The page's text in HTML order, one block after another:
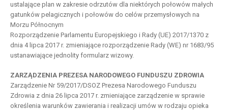
ustalające plan w zakresie odrzutów dla niektórych połowów małych
gatunków pelagicznych i połowów do celów przemysłowych na
Morzu Północnym
Rozporządzenie Parlamentu Europejskiego i Rady (UE) 2017/1370 z
dnia 4 lipca 2017 r. zmieniające rozporządzenie Rady (WE) nr 1683/95
ustanawiające jednolity formularz wizowy.
ZARZĄDZENIA PREZESA NARODOWEGO FUNDUSZU ZDROWIA
Zarządzenie Nr 59/2017/DSOZ Prezesa Narodowego Funduszu
Zdrowia z dnia 26 lipca 2017 r. zmieniające zarządzenie w sprawie
określenia warunków zawierania i realizacji umów w rodzaju opieka